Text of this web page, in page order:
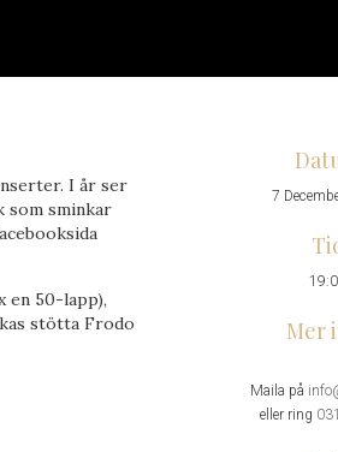
I år ser
som sminkar
en 50-lapp),
stötta Frodo
7
Mer
Maila på
eller ring